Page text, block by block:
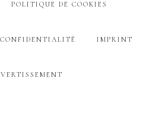
POLITIQUE DE COOKIES
IMPRINT